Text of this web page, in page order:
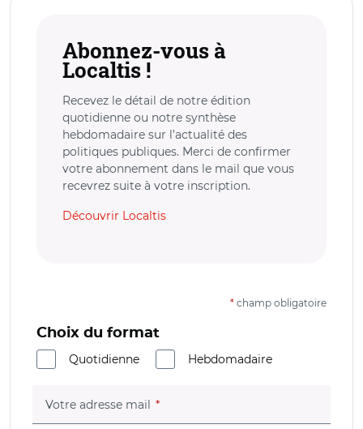
Abonnez-vous à
Localtis !
Recevez le détail de notre édition
quotidienne ou notre synthèse
hebdomadaire sur l’actualité des
politiques publiques. Merci de confirmer
votre abonnement dans le mail que vous
recevrez suite à votre inscription.
Découvrir Localtis
* champ obligatoire
Choix du format
Quotidienne
Hebdomadaire
Votre adresse mail (champ obligatoire)